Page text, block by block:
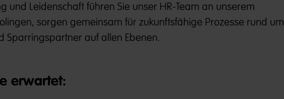
und Leidenschaft führen Sie unser HR-Team an unserem
sorgen gemeinsam für zukunftsfähige Prozesse rund um
Sparringspartner auf allen Ebenen.
erwartet: